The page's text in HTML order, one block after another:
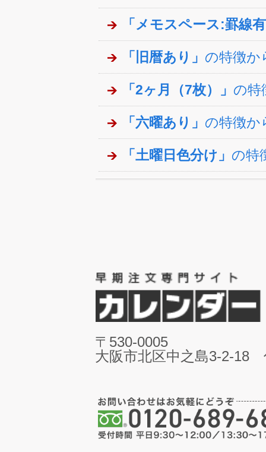
「メモスペース:罫線
「旧暦あり」 の特徴か
「2ヶ月（7枚）」 の特
「六曜あり」 の特徴か
「土曜日色分け」 の特
〒530-0005
大阪市北区中之島3-2-18